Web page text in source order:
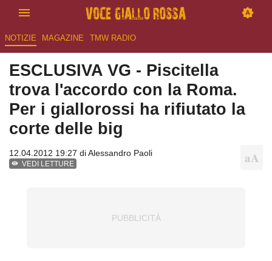
NOTIZIE MAGAZINE TMW RADIO
ESCLUSIVA VG - Piscitella
trova l'accordo con la Roma.
Per i giallorossi ha rifiutato la
corte delle big
12.04.2012 19:27 diAlessandro Paoli
VEDI LETTURE